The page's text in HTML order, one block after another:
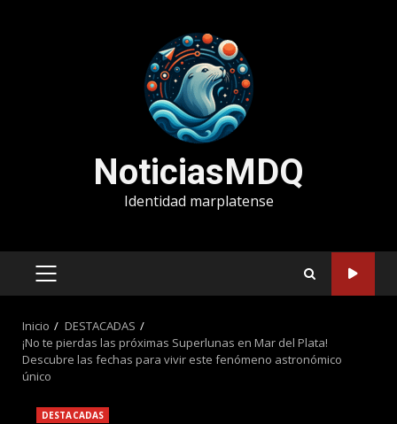
NoticiasMDQ
Identidad marplatense
MENÚ
Inicio
DESTACADAS
¡No te pierdas las próximas Superlunas en Mar del Plata!
Descubre las fechas para vivir este fenómeno astronómico
único
DESTACADAS